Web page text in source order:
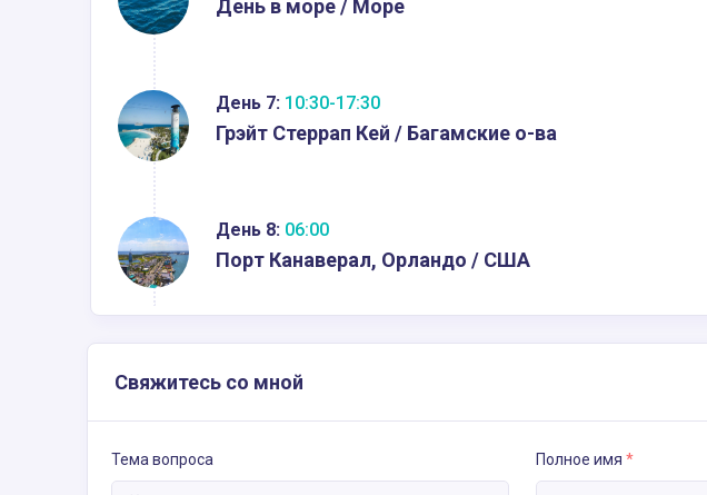
День в море / Море
День 7: 10:30-17:30
Грэйт Стеррап Кей / Багамские о-ва
День 8: 06:00
Порт Канаверал, Орландо / США
Свяжитесь со мной
Тема вопроса Полное имя *